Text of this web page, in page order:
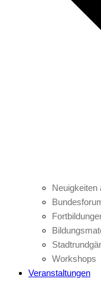
Neuigkeiten
Workshops
Veranstaltungen